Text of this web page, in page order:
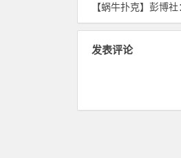
【蜗牛扑克】彭博社：
发表评论